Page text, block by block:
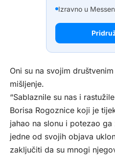
Izravno u
Oni su na svojim
mišljenje.
“Sablaznile su nas i
Borisa Rogoznice koji je
jahao na slonu i potezao
jedne od svojih objava
zaključiti da su mnogi